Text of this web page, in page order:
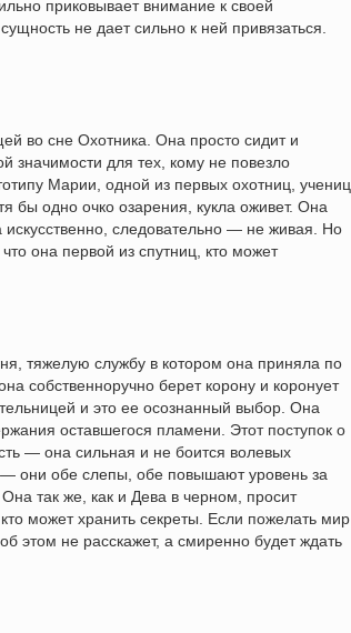
приковывает внимание к своей
не дает сильно к ней привязаться.
во сне Охотника. Она просто сидит и
значимости для тех, кому не повезло
Марии, одной из первых охотниц, учениц
бы одно очко озарения, кукла оживет. Она
следовательно — не живая. Но
она первой из спутниц, кто может
тяжелую службу в котором она приняла по
собственноручно берет корону и коронует
и это ее осознанный выбор. Она
оставшегося пламени. Этот поступок о
— она сильная и не боится волевых
они обе слепы, обе повышают уровень за
так же, как и Дева в черном, просит
может хранить секреты. Если пожелать мир
этом не расскажет, а смиренно будет ждать